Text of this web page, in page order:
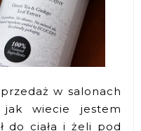
w salonach
wiecie jestem
do ciała i żeli pod